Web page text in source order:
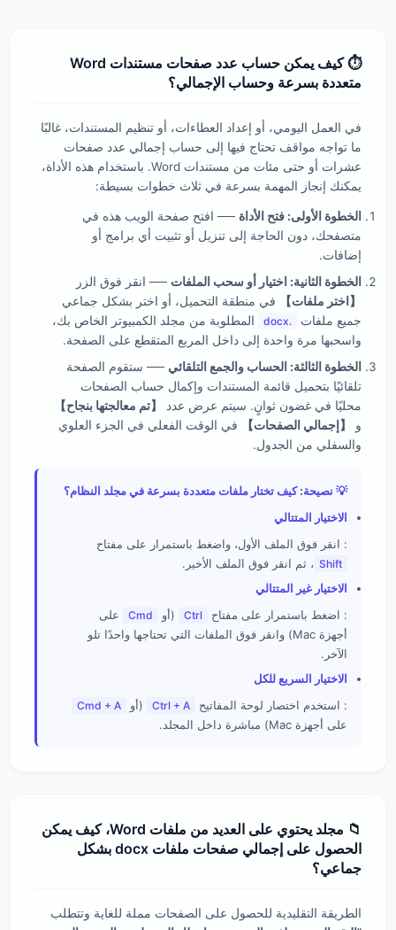
⏱️ كيف يمكن حساب عدد صفحات مستندات Word
متعددة بسرعة وحساب الإجمالي؟
في العمل اليومي، أو إعداد العطاءات، أو تنظيم المستندات، غالبًا
ما تواجه مواقف تحتاج فيها إلى حساب إجمالي عدد صفحات
عشرات أو حتى مئات من مستندات Word. باستخدام هذه الأداة،
يمكنك إنجاز المهمة بسرعة في ثلاث خطوات بسيطة:
الخطوة الأولى: فتح الأداة ── افتح صفحة الويب هذه في
متصفحك، دون الحاجة إلى تنزيل أو تثبيت أي برامج أو
إضافات.
الخطوة الثانية: اختيار أو سحب الملفات ── انقر فوق الزر
【اختر ملفات】
في منطقة التحميل، أو اختر بشكل جماعي
جميع ملفات
.docx
المطلوبة من مجلد الكمبيوتر الخاص بك،
واسحبها مرة واحدة إلى داخل المربع المتقطع على الصفحة.
الخطوة الثالثة: الحساب والجمع التلقائي ── ستقوم الصفحة
تلقائيًا بتحميل قائمة المستندات وإكمال حساب الصفحات
محليًا في غضون ثوانٍ. سيتم عرض عدد
【تم معالجتها بنجاح】
و
【إجمالي الصفحات】
في الوقت الفعلي في الجزء العلوي
والسفلي من الجدول.
💡 نصيحة: كيف تختار ملفات متعددة بسرعة في مجلد النظام؟
الاختيار المتتالي
: انقر فوق الملف الأول، واضغط باستمرار على مفتاح
Shift ، ثم انقر فوق الملف الأخير.
الاختيار غير المتتالي
: اضغط باستمرار على مفتاح
Ctrl (أو Cmd
على
أجهزة Mac) وانقر فوق الملفات التي تحتاجها واحدًا تلو
الآخر.
الاختيار السريع للكل
: استخدم اختصار لوحة المفاتيح
Ctrl + A (أو Cmd + A
على أجهزة Mac) مباشرة داخل المجلد.
📁 مجلد يحتوي على العديد من ملفات Word، كيف يمكن
الحصول على إجمالي صفحات ملفات docx بشكل
جماعي؟
الطريقة التقليدية للحصول على الصفحات مملة للغاية وتتطلب